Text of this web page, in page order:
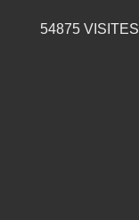
54875VISITES